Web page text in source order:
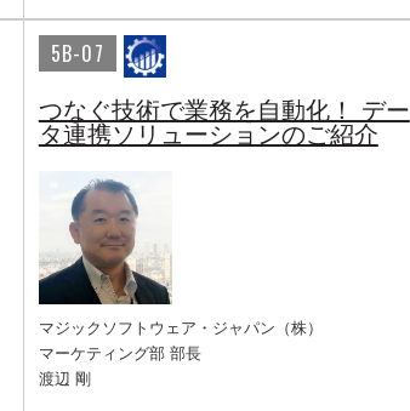
5B-07
つなぐ技術で業務を自動化！ デー
タ連携ソリューションのご紹介
マジックソフトウェア・ジャパン（株）
マーケティング部 部長
渡辺 剛